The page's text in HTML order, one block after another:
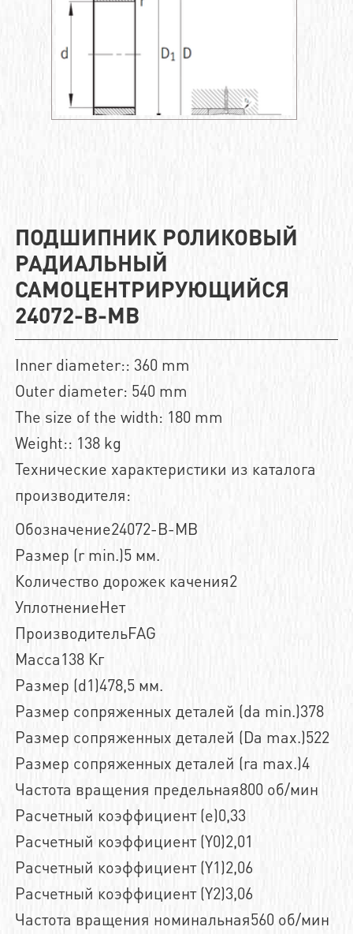
ПОДШИПНИК РОЛИКОВЫЙ
РАДИАЛЬНЫЙ
САМОЦЕНТРИРУЮЩИЙСЯ
24072-B-MB
Inner diameter:: 360 mm
Outer diameter: 540 mm
The size of the width: 180 mm
Weight:: 138 kg
Технические характеристики из каталога
производителя:
Обозначение24072-B-MB
Размер (r min.)5 мм.
Количество дорожек качения2
УплотнениеНет
ПроизводительFAG
Масса138 Кг
Размер (d1)478,5 мм.
Размер сопряженных деталей (da min.)378
Размер сопряженных деталей (Da max.)522
Размер сопряженных деталей (ra max.)4
Частота вращения предельная800 об/мин
Расчетный коэффициент (e)0,33
Расчетный коэффициент (Y0)2,01
Расчетный коэффициент (Y1)2,06
Расчетный коэффициент (Y2)3,06
Частота вращения номинальная560 об/мин